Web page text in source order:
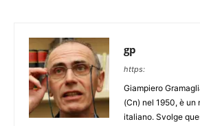
gp
https:
Giampiero
(Cn) nel 1950, è un
italiano. Svolge